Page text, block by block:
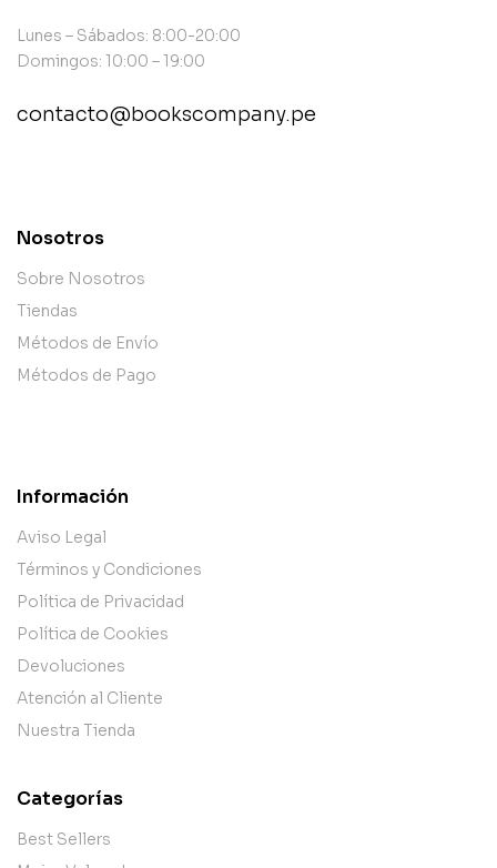
Lunes – Sábados: 8:00-20:00
Domingos: 10:00 – 19:00
contacto@bookscompany.pe
Nosotros
Sobre Nosotros
Tiendas
Métodos de Envío
Métodos de Pago
Información
Aviso Legal
Términos y Condiciones
Política de Privacidad
Política de Cookies
Devoluciones
Atención al Cliente
Nuestra Tienda
Categorías
Best Sellers